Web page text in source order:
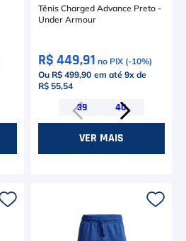
Tênis Charged Advance Preto -
Under Armour
R$ 449,91 no PIX (-10%)
Ou R$ 499,90 em até 9x de
R$ 55,54
39 40
VER MAIS